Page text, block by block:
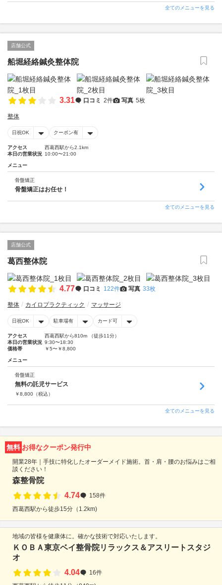
全てのメニューを見る
店舗公式
船堀経絡鍼灸整体院
3.31 口コミ 2件 写真 5枚
整体
日祝OK クーポン有
アクセス
西葛西駅から2.1km
本日の営業状況 10:00〜21:00
メニュー
骨盤矯正
骨盤矯正はお任せ！
全てのメニューを見る
店舗公式
葛西整体院
4.77 口コミ 122件 写真 33枚
整体 カイロプラクティック マッサージ
日祝OK 駐車場有 カード可
アクセス
西葛西駅から810m （徒歩11分）
本日の営業状況 9:30〜18:30
価格帯
￥5〜￥8,800
メニュー
骨盤矯正
無料の託児サービス
￥8,800 （税込）
全てのメニューを見る
無料 お得なクーポン発行中
開業28年｜手技に特化したオーダーメイド施術。首・肩・腰のお悩みはご相
談ください！
森整骨院
4.74
158件
西葛西駅から徒歩15分（1.2km)
地域の皆様を健康体に。確かな技術で対応いたします。
ＫＯＢＡ東京ベイ整骨院リラックス＆アスリートスタジ
オ
4.04
16件